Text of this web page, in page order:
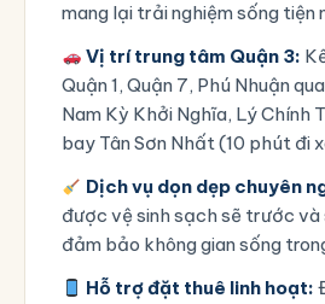
mang lại trải nghiệm sống tiện
Vị trí trung tâm Quận 3:
Quận 1, Quận 7, Phú Nhuận
Nam Kỳ Khởi Nghĩa, Lý Chính
bay Tân Sơn Nhất (10 phút đi
Dịch vụ dọn dẹp chuyên
được vệ sinh sạch sẽ trước và
đảm bảo không gian sống
Hỗ trợ đặt thuê linh hoạt: